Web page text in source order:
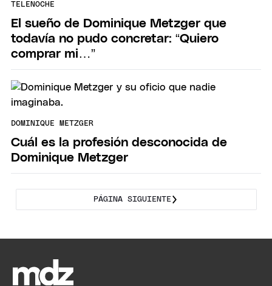
TELENOCHE
El sueño de Dominique Metzger que
todavía no pudo concretar: “Quiero
comprar mi…”
DOMINIQUE METZGER
Cuál es la profesión desconocida de
Dominique Metzger
PÁGINA SIGUIENTE